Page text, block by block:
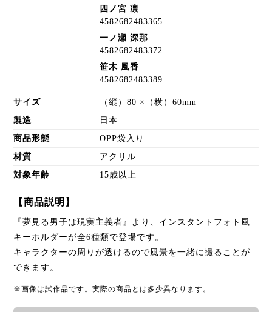
四ノ宮 凛
4582682483365
一ノ瀬 深那
4582682483372
笹木 風香
4582682483389
サイズ （縦）80 ×（横）60mm
製造 日本
商品形態 OPP袋入り
材質 アクリル
対象年齢 15歳以上
【商品説明】
『夢見る男子は現実主義者』より、インスタントフォト風
キーホルダーが全6種類で登場です。
キャラクターの周りが透けるので風景を一緒に撮ることが
できます。
※画像は試作品です。実際の商品とは多少異なります。